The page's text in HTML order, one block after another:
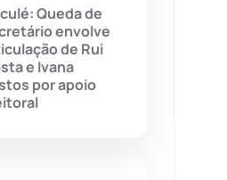
Queda de
envolve
de Rui
e Ivana
por apoio